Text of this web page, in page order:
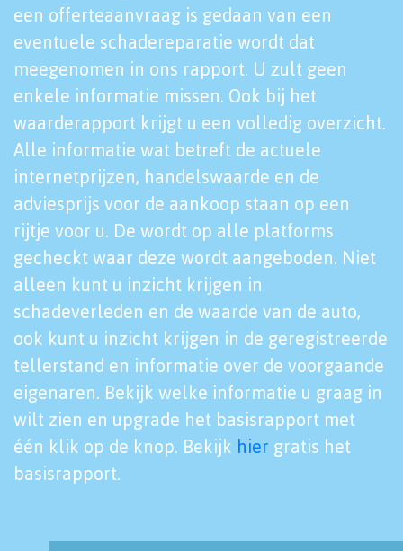
een offerteaanvraag is gedaan van een
eventuele schadereparatie wordt dat
meegenomen in ons rapport. U zult geen
enkele informatie missen. Ook bij het
waarderapport krijgt u een volledig overzicht.
Alle informatie wat betreft de actuele
internetprijzen, handelswaarde en de
adviesprijs voor de aankoop staan op een
rijtje voor u. De wordt op alle platforms
gecheckt waar deze wordt aangeboden. Niet
alleen kunt u inzicht krijgen in
schadeverleden en de waarde van de auto,
ook kunt u inzicht krijgen in de geregistreerde
tellerstand en informatie over de voorgaande
eigenaren. Bekijk welke informatie u graag in
wilt zien en upgrade het basisrapport met
één klik op de knop. Bekijk hier gratis het
basisrapport.